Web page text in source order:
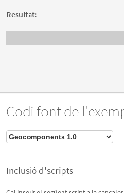
Resultat:
Codi font de
Inclusió d'scripts